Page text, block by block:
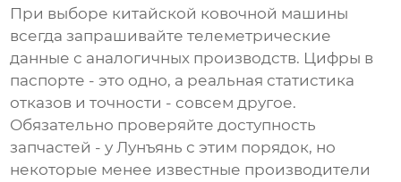
При выборе китайской ковочной машины
всегда запрашивайте телеметрические
данные с аналогичных производств. Цифры в
паспорте - это одно, а реальная статистика
отказов и точности - совсем другое.
Обязательно проверяйте доступность
запчастей - у Лунъянь с этим порядок, но
некоторые менее известные производители